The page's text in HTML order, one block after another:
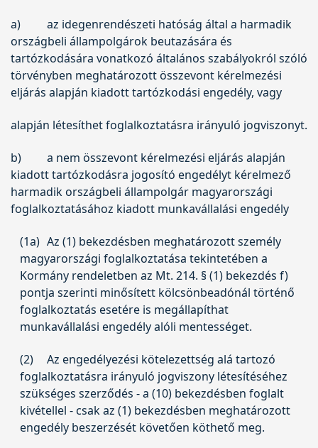
a)
az idegenrendészeti hatóság által a harmadik
országbeli állampolgárok beutazására és
tartózkodására vonatkozó általános szabályokról szóló
törvényben meghatározott összevont kérelmezési
eljárás alapján kiadott tartózkodási engedély, vagy
alapján létesíthet foglalkoztatásra irányuló jogviszonyt.
b)
a nem összevont kérelmezési eljárás alapján
kiadott tartózkodásra jogosító engedélyt kérelmező
harmadik országbeli állampolgár magyarországi
foglalkoztatásához kiadott munkavállalási engedély
(1a) Az (1) bekezdésben meghatározott személy
magyarországi foglalkoztatása tekintetében a
Kormány rendeletben az Mt. 214. § (1) bekezdés f)
pontja szerinti minősített kölcsönbeadónál történő
foglalkoztatás esetére is megállapíthat
munkavállalási engedély alóli mentességet.
(2)
Az engedélyezési kötelezettség alá tartozó
foglalkoztatásra irányuló jogviszony létesítéséhez
szükséges szerződés - a (10) bekezdésben foglalt
kivétellel - csak az (1) bekezdésben meghatározott
engedély beszerzését követően köthető meg.